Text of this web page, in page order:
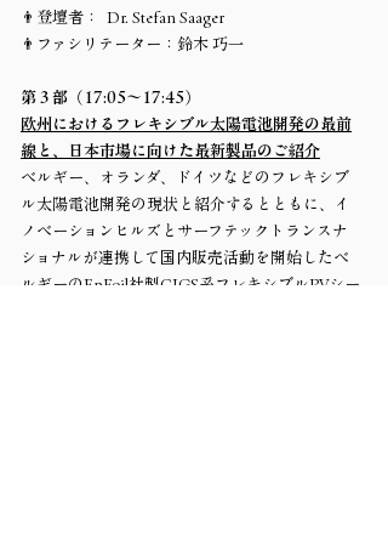
👨登壇者： Dr. Stefan Saager
👨ファシリテーター：鈴木 巧一
第３部（17:05～17:45）
欧州におけるフレキシブル太陽電池開発の最前
線と、日本市場に向けた最新製品のご紹介
ベルギー、オランダ、ドイツなどのフレキシブ
ル太陽電池開発の現状と紹介するとともに、イ
ノベーションヒルズとサーフテックトランスナ
ショナルが連携して国内販売活動を開始したベ
ルギーのEnFoil社製CIGS系フレキシブルPVシー